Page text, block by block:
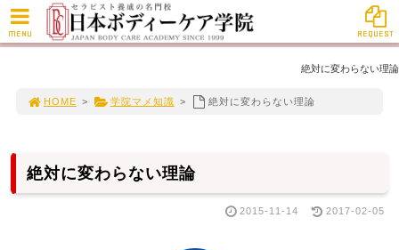
絶対に変わらない理論
HOME > 学院マメ知識 > 絶対に変わらない理論
絶対に変わらない理論
2015-11-14 2017-02-05
MENU REQUEST